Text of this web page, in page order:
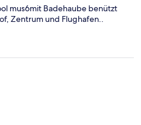
mus6mit Badehaube benützt
Zentrum und Flughafen..